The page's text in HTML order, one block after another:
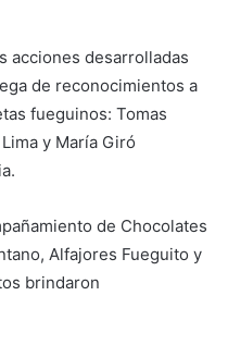
acciones desarrolladas
de reconocimientos a
fueguinos: Tomas
y María Giró
de Chocolates
Alfajores Fueguito y
brindaron